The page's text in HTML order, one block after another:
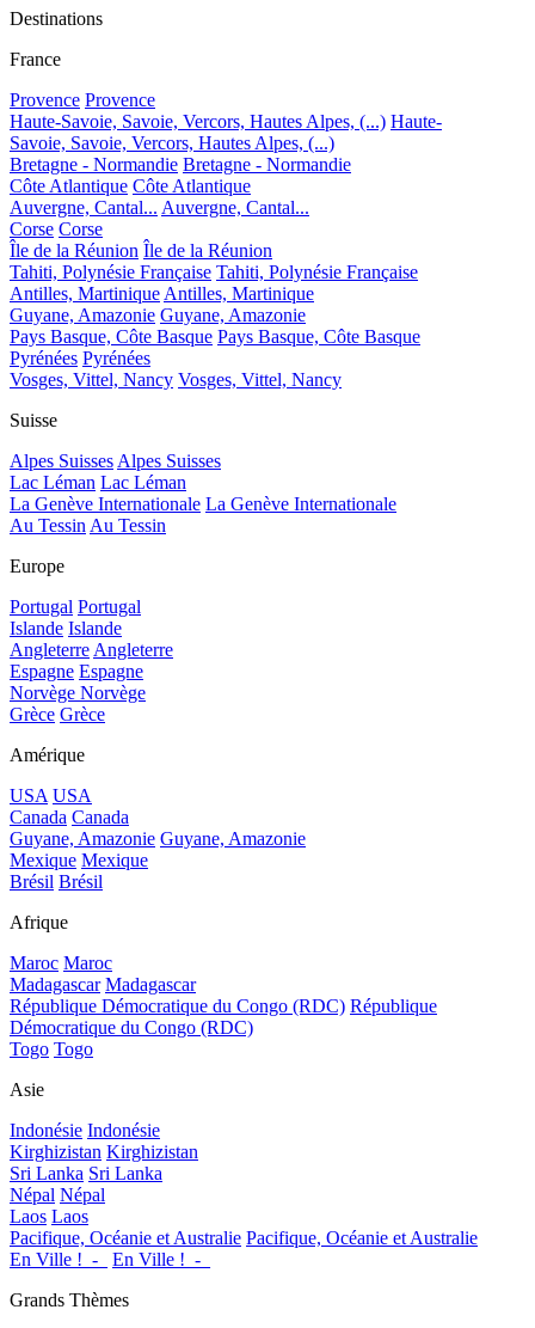
Destinations
France
Provence Provence
Haute-Savoie, Savoie, Vercors, Hautes Alpes, (...) Haute-
Savoie, Savoie, Vercors, Hautes Alpes, (...)
Bretagne - Normandie Bretagne - Normandie
Côte Atlantique Côte Atlantique
Auvergne, Cantal... Auvergne, Cantal...
Corse Corse
Île de la Réunion Île de la Réunion
Tahiti, Polynésie Française Tahiti, Polynésie Française
Antilles, Martinique Antilles, Martinique
Guyane, Amazonie Guyane, Amazonie
Pays Basque, Côte Basque Pays Basque, Côte Basque
Pyrénées Pyrénées
Vosges, Vittel, Nancy Vosges, Vittel, Nancy
Suisse
Alpes Suisses Alpes Suisses
Lac Léman Lac Léman
La Genève Internationale La Genève Internationale
Au Tessin Au Tessin
Europe
Portugal Portugal
Islande Islande
Angleterre Angleterre
Espagne Espagne
Norvège Norvège
Grèce Grèce
Amérique
USA USA
Canada Canada
Guyane, Amazonie Guyane, Amazonie
Mexique Mexique
Brésil Brésil
Afrique
Maroc Maroc
Madagascar Madagascar
République Démocratique du Congo (RDC) République
Démocratique du Congo (RDC)
Togo Togo
Asie
Indonésie Indonésie
Kirghizistan Kirghizistan
Sri Lanka Sri Lanka
Népal Népal
Laos Laos
Pacifique, Océanie et Australie Pacifique, Océanie et Australie
En Ville !_-_
En Ville !_-_
Grands Thèmes